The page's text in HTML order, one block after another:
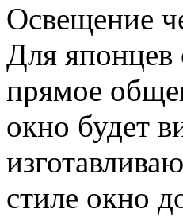
Освещение
Для японцев
прямое
окно будет
стиле окно